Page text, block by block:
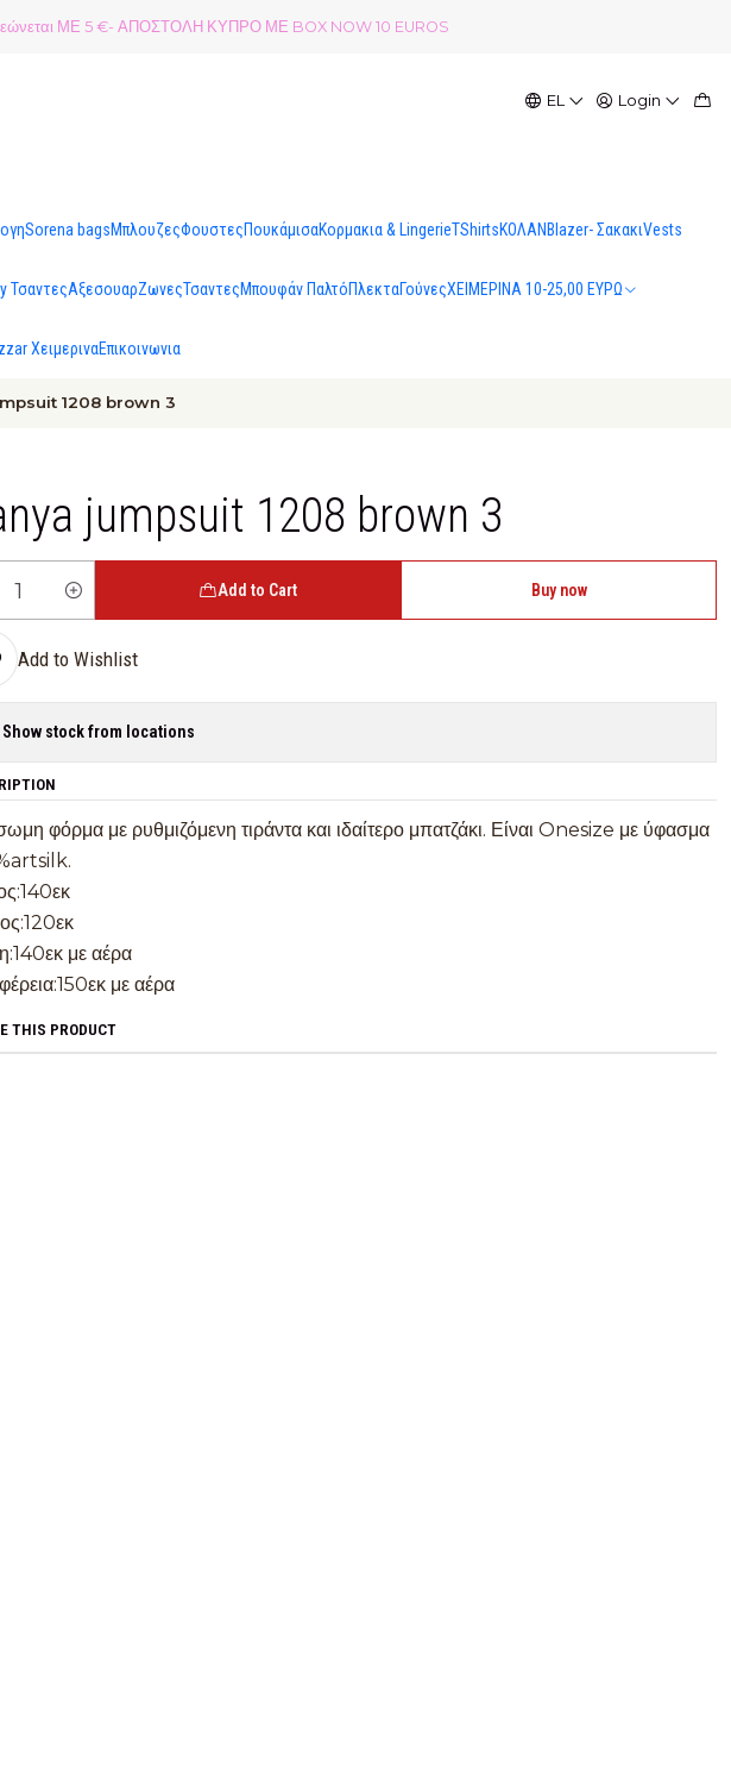
EL Login
Sorena bagsΜπλουζεςΦουστεςΠουκάμισαΚορμακια & LingerieTShirtsΚΟΛΑΝ Blazer- ΣακακιVests
ΤσαντεςΑξεσουαρΖωνεςΤσαντεςΜπουφάν ΠαλτόΠλεκταΓούνεςΧΕΙΜΕΡΙΝΑ 10-25,00 ΕΥΡΩ
ΧειμεριναΕπικοινωνια
ΜΕ 5 €- ΑΠΟΣΤΟΛΗ ΚΥΠΡΟ ΜΕ BOX NOW 10 EUROS
1208 brown 3
jumpsuit 1208 brown 3
Add to Cart Buy now
Add to Wishlist
Show stock from locations
φόρμα με ρυθμιζόμενη τιράντα και ιδαίτερο μπατζάκι. Είναι Onesize με ύφασμα
με αέρα
με αέρα
THIS PRODUCT